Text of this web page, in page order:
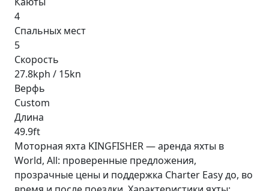
4
Спальных мест
5
Скорость
27.8kph / 15kn
Верфь
Custom
Длина
49.9ft
Моторная яхта KINGFISHER — аренда яхты в
World, All: проверенные предложения,
прозрачные цены и поддержка Charter Easy до, во